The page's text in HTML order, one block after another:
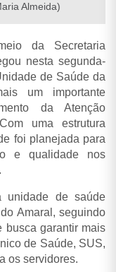
Almeida)
da Secretaria
nesta segunda-
de Saúde da
um importante
da Atenção
uma estrutura
foi planejada para
e qualidade nos
unidade de saúde
Amaral, seguindo
busca garantir mais
de Saúde, SUS,
os servidores.